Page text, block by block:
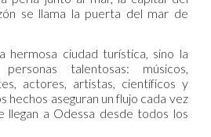
se llama la puerta del mar de
hermosa ciudad turística, sino la
talentosas: músicos,
actores, artistas, científicos y
hechos aseguran un flujo cada vez
llegan a Odessa desde todos los